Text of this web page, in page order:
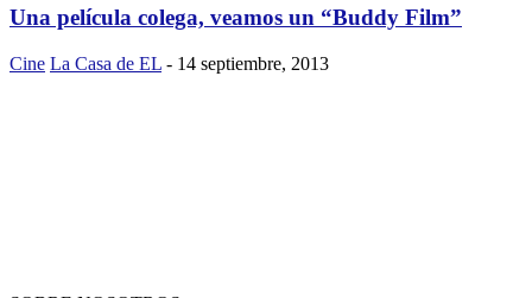
Una película colega, veamos un “Buddy Film”
Cine La Casa de EL - 14 septiembre, 2013